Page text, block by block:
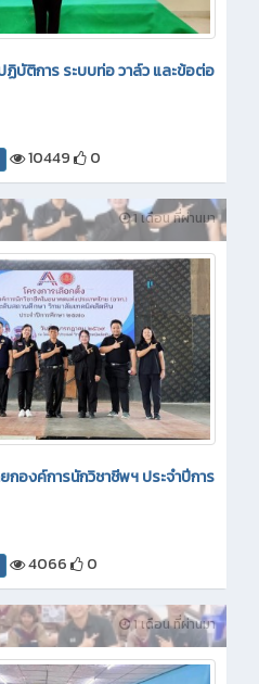
ฏิบัติการ ระบบท่อ วาล์ว และข้อต่อ
10449 0
1 เดือน ที่ผ่านมา
กองค์การนักวิชาชีพฯ ประจำปีการ
4066 0
1 เดือน ที่ผ่านมา